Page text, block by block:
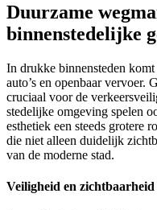
Duurzame
binnenstedelijke
In drukke binnensteden komt
auto’s en openbaar vervoer.
cruciaal voor de
stedelijke omgeving spelen
esthetiek een steeds grotere
die niet alleen duidelijk
van de moderne stad.
Veiligheid en